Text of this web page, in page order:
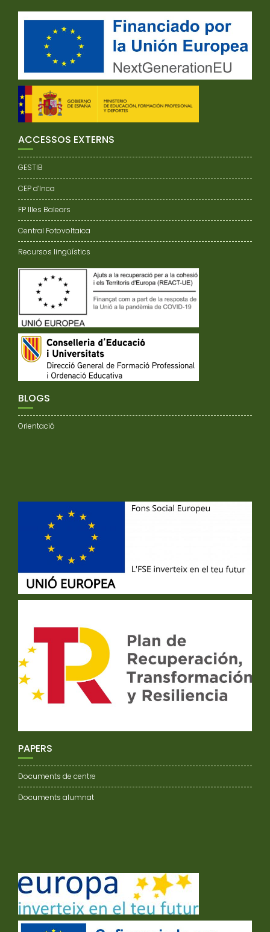
ACCESSOS EXTERNS
GESTIB
CEP d’Inca
FP Illes Balears
Central Fotovoltaica
Recursos lingüístics
BLOGS
Orientació
PAPERS
Documents de centre
Documents alumnat